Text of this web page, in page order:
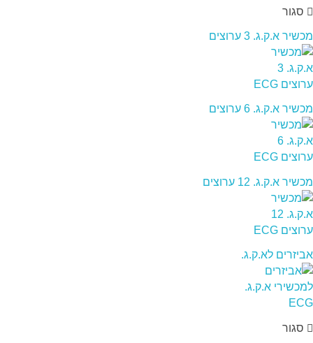
סגור
מכשיר א.ק.ג. 3 ערוצים
מכשיר א.ק.ג. 6 ערוצים
מכשיר א.ק.ג. 12 ערוצים
אביזרים לא.ק.ג.
סגור